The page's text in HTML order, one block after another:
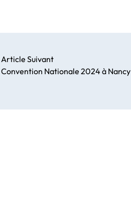
Article Suivant
Convention Nationale 2024 à Nancy